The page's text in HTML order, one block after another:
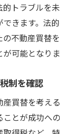
トラブルを
きます。法
不動産買替
可能となりま
制を確認
買替を考え
とが成功へ